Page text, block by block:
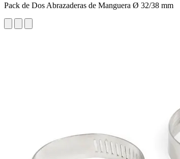
Pack de Dos Abrazaderas de Manguera Ø 32/38 mm